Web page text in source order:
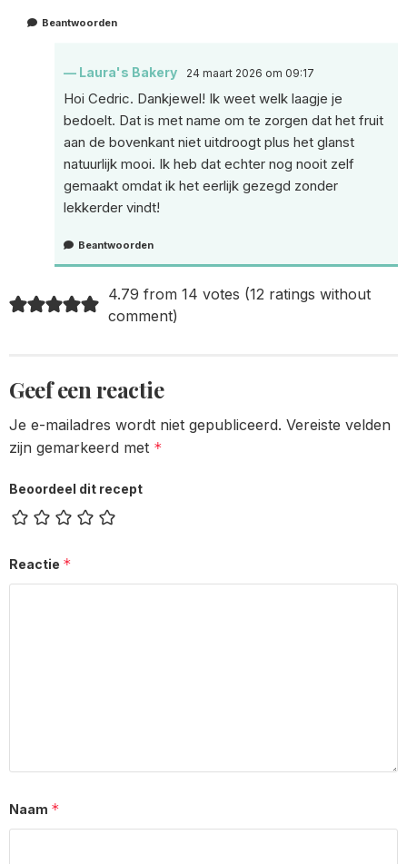
Beantwoorden
Laura's Bakery 24 maart 2026 om 09:17
Hoi Cedric. Dankjewel! Ik weet welk laagje je
bedoelt. Dat is met name om te zorgen dat het fruit
aan de bovenkant niet uitdroogt plus het glanst
natuurlijk mooi. Ik heb dat echter nog nooit zelf
gemaakt omdat ik het eerlijk gezegd zonder
lekkerder vindt!
Beantwoorden
4.79 from 14 votes (12 ratings without
comment)
Geef een reactie
Je e-mailadres wordt niet gepubliceerd. Vereiste velden
zijn gemarkeerd met *
Beoordeel dit recept
Reactie *
Naam *